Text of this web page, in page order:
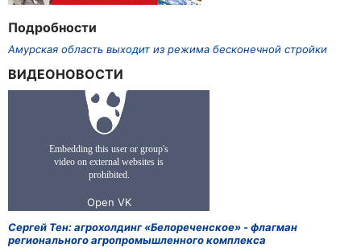
Подробности
Амурская область выходит из режима бесконечной стройки
ВИДЕОНОВОСТИ
Сергей Тен: агрохолдинг «Белореченское» - флагман
регионального агропромышленного комплекса